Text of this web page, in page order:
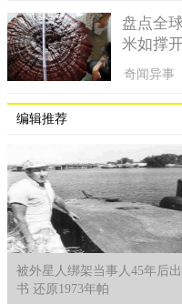
盘点全
米如撑
奇闻异事
编辑推荐
被外星人绑架当事人45年后出
书 还原1973年帕